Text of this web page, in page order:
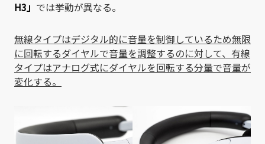
H3」 では挙動が異なる。
無線タイプはデジタル的に音量を制御しているため無限
に回転するダイヤルで音量を調整するのに対して、有線
タイプはアナログ式にダイヤルを回転する分量で音量が
変化する。